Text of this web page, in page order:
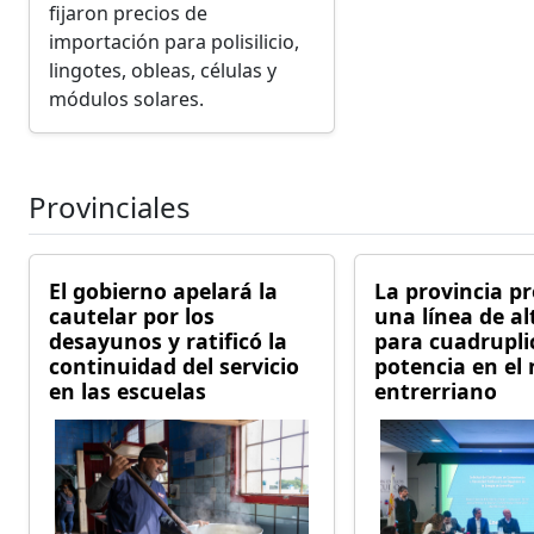
fijaron precios de
importación para polisilicio,
lingotes, obleas, células y
módulos solares.
Provinciales
El gobierno apelará la
cautelar por los
desayunos y ratificó la
continuidad del servicio
en las escuelas
La provincia
una línea de
para
potencia en el
entrerriano